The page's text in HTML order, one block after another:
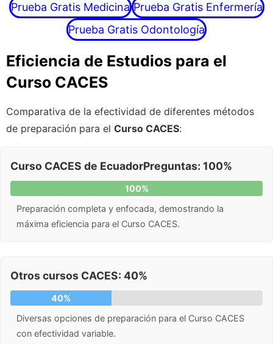
Prueba Gratis Medicina Prueba Gratis Enfermería
Prueba Gratis Odontología
Eficiencia de Estudios para el
Curso CACES
Comparativa de la efectividad de diferentes métodos
de preparación para el Curso CACES:
Curso CACES de EcuadorPreguntas: 100%
100%
Preparación completa y enfocada, demostrando la
máxima eficiencia para el Curso CACES.
Otros cursos CACES: 40%
40%
Diversas opciones de preparación para el Curso CACES
con efectividad variable.